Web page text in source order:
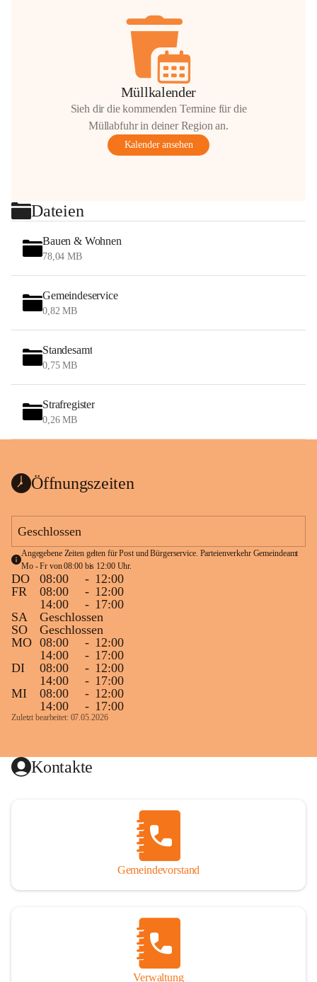
Müllkalender
Sieh dir die kommenden Termine für die
Müllabfuhr in deiner Region an.
Kalender ansehen
Dateien
Bauen & Wohnen
78,04 MB
Gemeindeservice
0,82 MB
Standesamt
0,75 MB
Strafregister
0,26 MB
Öffnungszeiten
Geschlossen
Angegebene Zeiten gelten für Post und Bürgerservice. Parteienverkehr Gemeindeamt
Mo - Fr von 08:00 bis 12:00 Uhr.
DO 08:00 - 12:00
FR
08:00 - 12:00
14:00
- 17:00
SA
Geschlossen
SO
Geschlossen
MO 08:00 - 12:00
14:00
- 17:00
DI
08:00 - 12:00
14:00
- 17:00
MI
08:00 - 12:00
14:00
- 17:00
Zuletzt bearbeitet: 07.05.2026
Kontakte
Gemeindevorstand
Verwaltung